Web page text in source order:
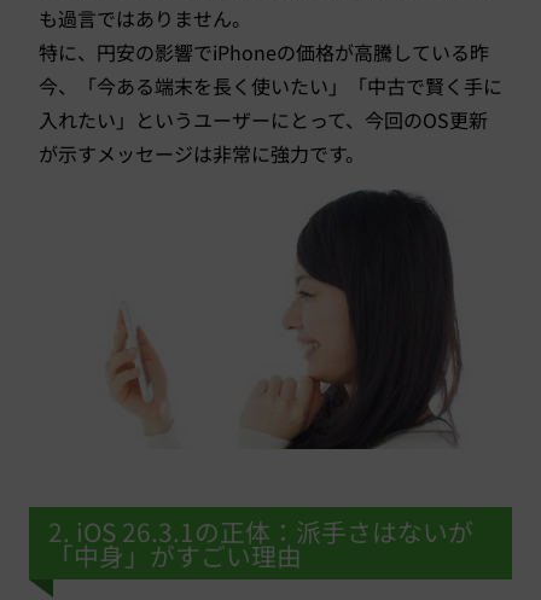
も過言ではありません。
特に、円安の影響でiPhoneの価格が高騰している昨
今、「今ある端末を長く使いたい」「中古で賢く手に
入れたい」というユーザーにとって、今回のOS更新
が示すメッセージは非常に強力です。
2. iOS 26.3.1の正体：派手さはないが
「中身」がすごい理由